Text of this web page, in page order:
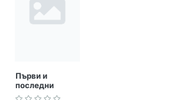
Първи и
последни
стихотворения